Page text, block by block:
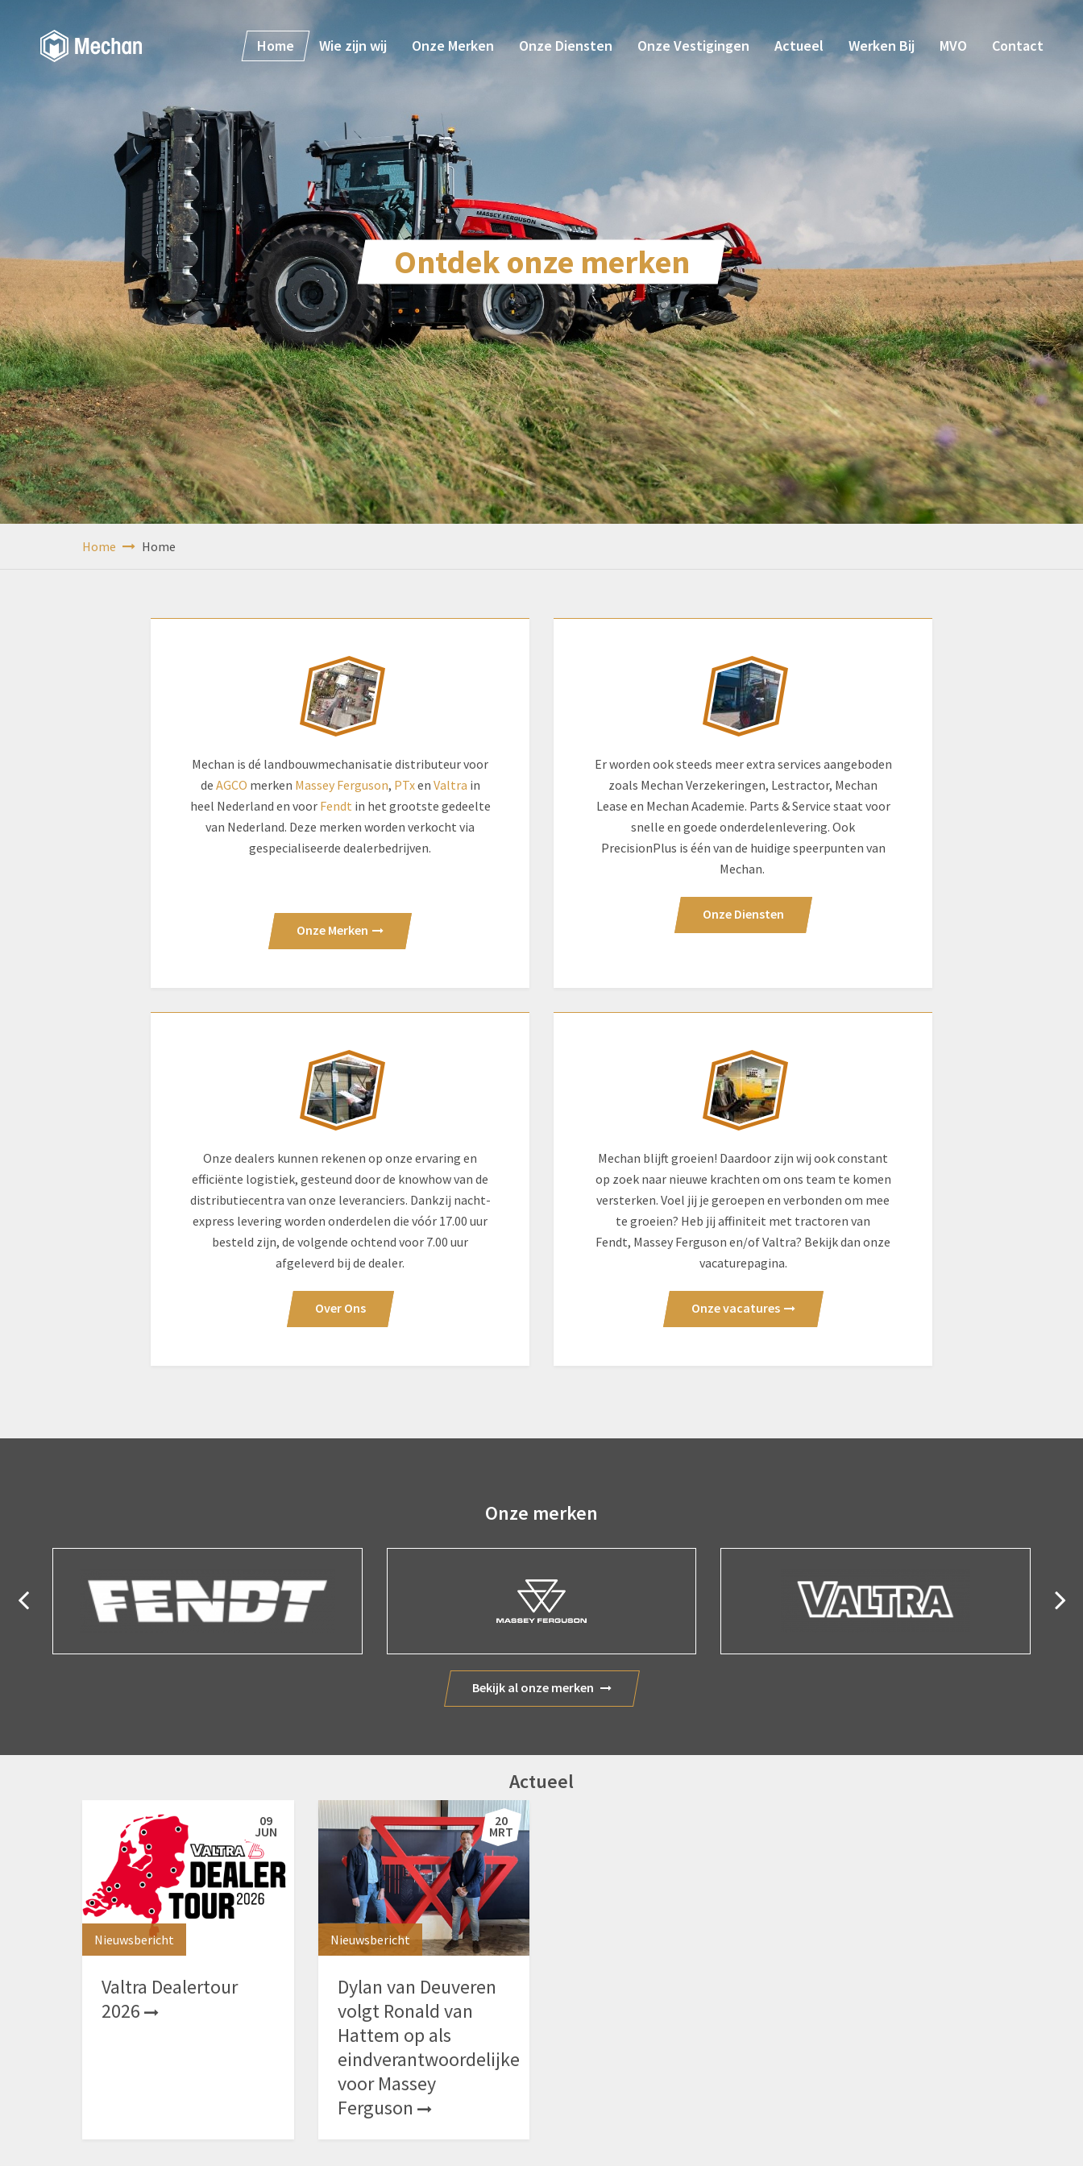
Home Wie zijn wij Onze Merken Onze Diensten Onze Vestigingen Actueel Werken Bij MVO Contact
Ontdek onze merken
Home Home
Mechan is dé landbouwmechanisatie distributeur voor
de AGCO merken Massey Ferguson, PTxen Valtra in
heel Nederland en voor Fendt in het grootste gedeelte
van Nederland. Deze merken worden verkocht via
gespecialiseerde dealerbedrijven.
Onze Merken
Er worden ook steeds meer extra services aangeboden
zoals Mechan Verzekeringen, Lestractor, Mechan
Lease en Mechan Academie. Parts & Service staat voor
snelle en goede onderdelenlevering. Ook
PrecisionPlus is één van de huidige speerpunten van
Mechan.
Onze Diensten
Onze dealers kunnen rekenen op onze ervaring en
efficiënte logistiek, gesteund door de knowhow van de
distributiecentra van onze leveranciers. Dankzij nacht-
express levering worden onderdelen die vóór 17.00 uur
besteld zijn, de volgende ochtend voor 7.00 uur
afgeleverd bij de dealer.
Over Ons
Mechan blijft groeien! Daardoor zijn wij ook constant
op zoek naar nieuwe krachten om ons team te komen
versterken. Voel jij je geroepen en verbonden om mee
te groeien? Heb jij affiniteit met tractoren van
Fendt, Massey Ferguson en/of Valtra? Bekijk dan onze
vacaturepagina.
Onze vacatures
Onze merken
Bekijk al onze merken
Actueel
09
JUN
Nieuwsbericht
Valtra Dealertour
2026
20
MRT
Nieuwsbericht
Dylan van Deuveren
volgt Ronald van
Hattem op als
eindverantwoordelijke
voor Massey
Ferguson